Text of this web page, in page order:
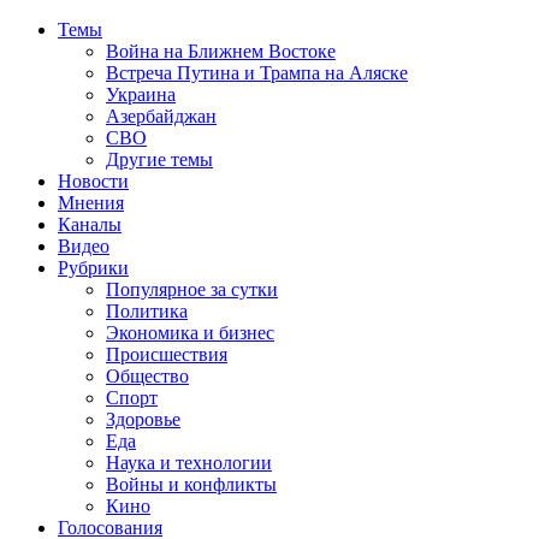
Темы
Война на Ближнем Востоке
Встреча Путина и Трампа на Аляске
Украина
Азербайджан
СВО
Другие темы
Новости
Мнения
Каналы
Видео
Рубрики
Популярное за сутки
Политика
Экономика и бизнес
Происшествия
Общество
Спорт
Здоровье
Еда
Наука и технологии
Войны и конфликты
Кино
Голосования